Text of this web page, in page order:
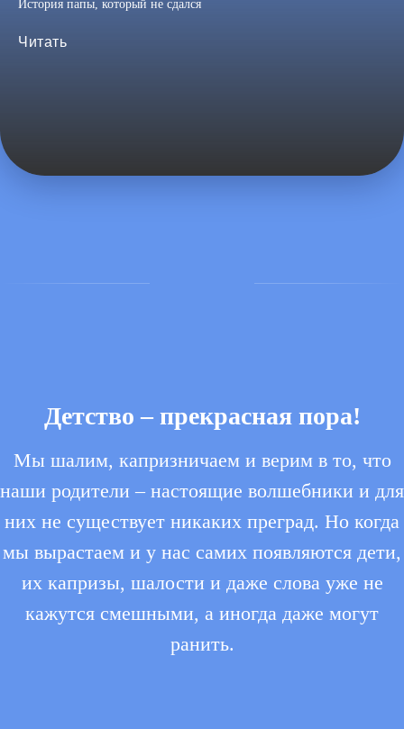
История папы, который не сдался
Читать
Детство – прекрасная пора!
Мы шалим, капризничаем и верим в то, что
наши родители – настоящие волшебники и для
них не существует никаких преград. Но когда
мы вырастаем и у нас самих появляются дети,
их капризы, шалости и даже слова уже не
кажутся смешными, а иногда даже могут
ранить.